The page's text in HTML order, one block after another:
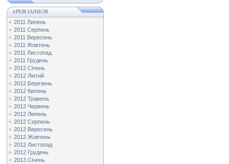
АРХІВ ЗАПИСІВ
2011 Липень
2011 Серпень
2011 Вересень
2011 Жовтень
2011 Листопад
2011 Грудень
2012 Січень
2012 Лютий
2012 Березень
2012 Квітень
2012 Травень
2012 Червень
2012 Липень
2012 Серпень
2012 Вересень
2012 Жовтень
2012 Листопад
2012 Грудень
2013 Січень